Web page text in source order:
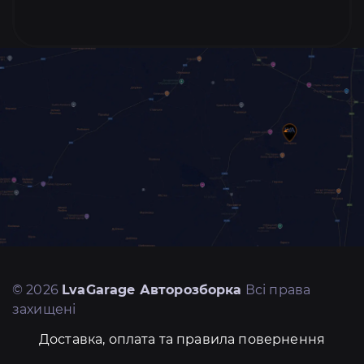
© 2026 LvaGarage Авторозборка Всі права
захищені
Доставка, оплата та правила повернення